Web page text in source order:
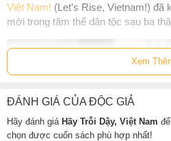
Việt Nam! (Let’s Rise, Vietnam!)
mới trong tâm thế dân tộc sau ba
Xem
ĐÁNH GIÁ CỦA ĐỘC GIẢ
Hãy đánh giá Hãy Trỗi Dậy, Việt Nam
chọn được cuốn sách phù hợp nhất!